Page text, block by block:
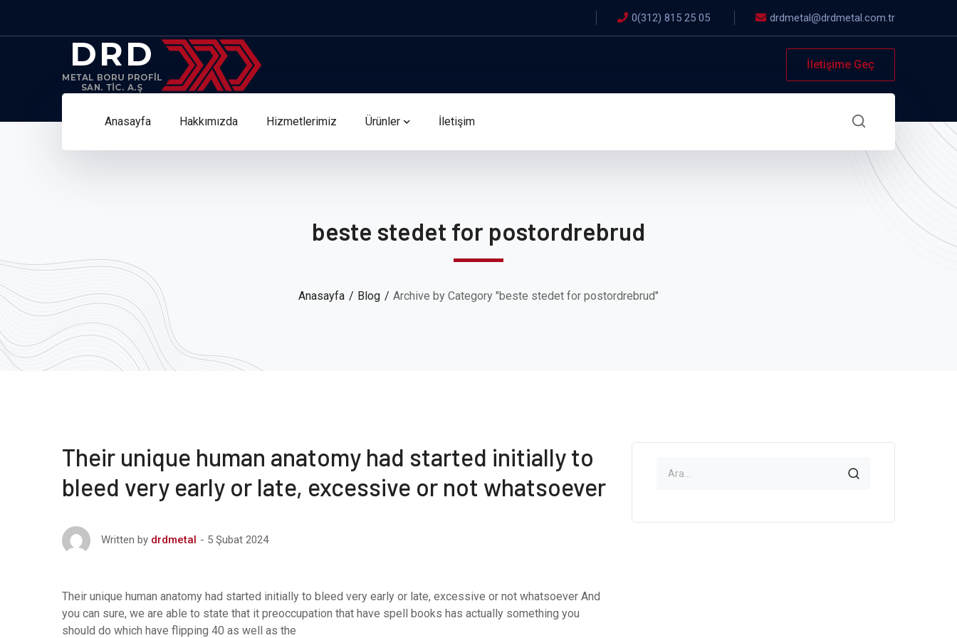
0(312) 815 25 05 drdmetal@drdmetal.com.tr
İletişime Geç
Anasayfa Hakkımızda Hizmetlerimiz Ürünler İletişim
beste stedet for postordrebrud
Anasayfa Blog Archive by Category "beste stedet for postordrebrud"
Their unique human anatomy had started initially to
bleed very early or late, excessive or not whatsoever
Written by drdmetal 5 Şubat 2024
Their unique human anatomy had started initially to bleed very early or late, excessive or not whatsoever And
you can sure, we are able to state that it preoccupation that have spell books has actually something you
should do which have flipping 40 as well as the